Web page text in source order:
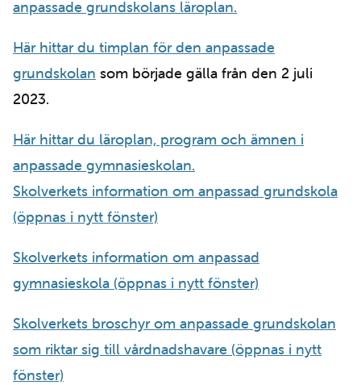
anpassade grundskolans läroplan.
Här hittar du timplan för den anpassade
grundskolan som började gälla från den 2 juli
2023.
Här hittar du läroplan, program och ämnen i
anpassade gymnasieskolan.
Skolverkets information om anpassad grundskola
(öppnas i nytt fönster)
Skolverkets information om anpassad
gymnasieskola (öppnas i nytt fönster)
Skolverkets broschyr om anpassade grundskolan
som riktar sig till vårdnadshavare (öppnas i nytt
fönster)